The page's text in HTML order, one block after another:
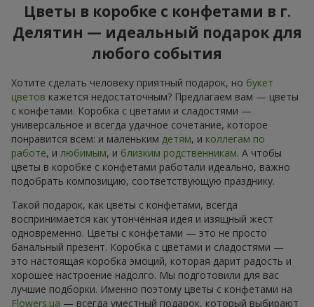
Цветы в коробке с конфетами в г.
Делятин — идеальный подарок для
любого события
Хотите сделать человеку приятный подарок, но букет
цветов кажется недостаточным? Предлагаем вам — цветы
с конфетами. Коробка с цветами и сладостями —
универсальное и всегда удачное сочетание, которое
понравится всем: и маленьким детям, и коллегам по
работе, и любимым, и близким родственникам. А чтобы
цветы в коробке с конфетами работали идеально, важно
подобрать композицию, соответствующую празднику.
Такой подарок, как цветы с конфетами, всегда
воспринимается как утончённая идея и изящный жест
одновременно. Цветы с конфетами — это не просто
банальный презент. Коробка с цветами и сладостями —
это настоящая коробка эмоций, которая дарит радость и
хорошее настроение надолго. Мы подготовили для вас
лучшие подборки. Именно поэтому цветы с конфетами на
Flowers.ua — всегда уместный подарок, который выбирают